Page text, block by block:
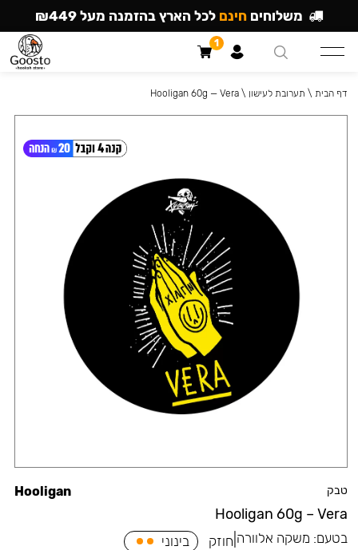
טבק
Hooligan 60g – Vera
Hooligan
בטעם: משקה אלוורה חוזק בינוני
דף הבית \ תערובת לעישון \
Hooligan 60g — Vera
משלוחים חינם לכל הארץ בהזמנה מעל ₪449
1